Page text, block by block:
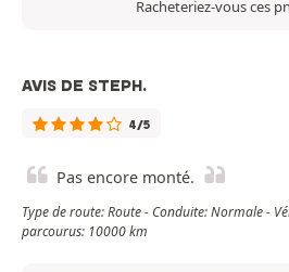
Racheteriez-vous ces
AVIS DE STEPH.
4/5
Pas encore monté.
Type de route: Route - Conduite: Normale -
parcourus: 10000 km